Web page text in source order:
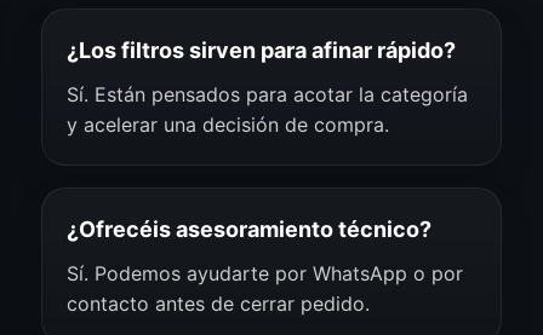
¿Los filtros sirven para afinar rápido?
Sí. Están pensados para acotar la categoría
y acelerar una decisión de compra.
¿Ofrecéis asesoramiento técnico?
Sí. Podemos ayudarte por WhatsApp o por
contacto antes de cerrar pedido.